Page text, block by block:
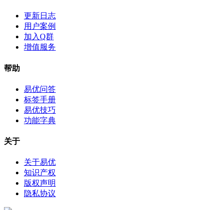
更新日志
用户案例
加入Q群
增值服务
帮助
易优问答
标签手册
易优技巧
功能字典
关于
关于易优
知识产权
版权声明
隐私协议